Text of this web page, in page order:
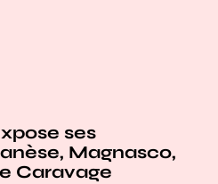
ses
Magnasco,
Caravage